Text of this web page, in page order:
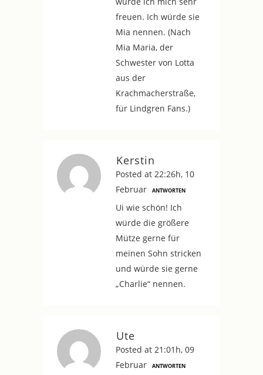
freuen. Ich würde sie
Mia nennen. (Nach
Mia Maria, der
Schwester von Lotta
aus der
Krachmacherstraße,
für Lindgren Fans.)
Kerstin
Posted at 22:26h, 10
Februar
ANTWORTEN
Ui wie schön! Ich
würde die größere
Mütze gerne für
meinen Sohn stricken
und würde sie gerne
„Charlie“ nennen.
Ute
Posted at 21:01h, 09
Februar
ANTWORTEN